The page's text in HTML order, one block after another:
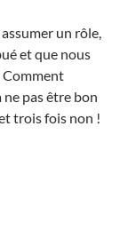
un rôle,
et que nous
Comment
ne pas être bon
trois fois non !